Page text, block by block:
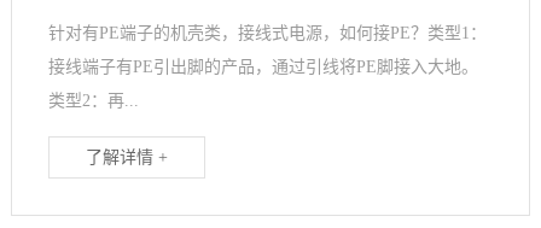
针对有PE端子的机壳类，接线式电源，如何接PE？类型1：
接线端子有PE引出脚的产品，通过引线将PE脚接入大地。
类型2：再...
了解详情 +